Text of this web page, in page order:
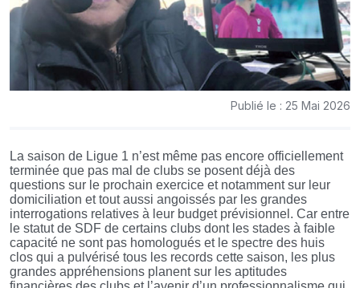
Publié le : 25 Mai 2026
La saison de Ligue 1 n’est même pas encore officiellement
terminée que pas mal de clubs se posent déjà des
questions sur le prochain exercice et notamment sur leur
domiciliation et tout aussi angoissés par les grandes
interrogations relatives à leur budget prévisionnel. Car entre
le statut de SDF de certains clubs dont les stades à faible
capacité ne sont pas homologués et le spectre des huis
clos qui a pulvérisé tous les records cette saison, les plus
grandes appréhensions planent sur les aptitudes